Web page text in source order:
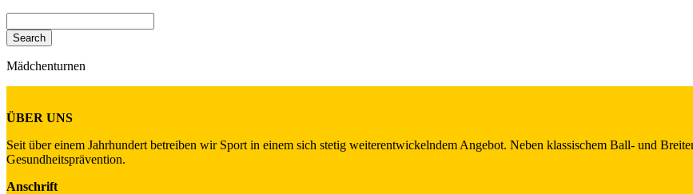
for:
Mädchenturnen
ÜBER UNS
Seit über einem Jahrhundert betreiben wir Sport in einem sich stetig weiterentwickelndem Angebot. Neben klassischem Ball- und
Gesundheitsprävention.
Anschrift